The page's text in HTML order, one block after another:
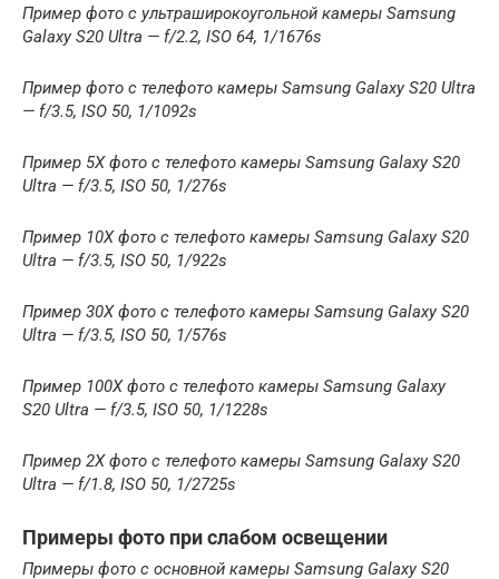
Пример фото с ультраширокоугольной камеры Samsung
Galaxy S20 Ultra — f/2.2, ISO 64, 1/1676s
Пример фото с телефото камеры Samsung Galaxy S20 Ultra
— f/3.5, ISO 50, 1/1092s
Пример 5Х фото с телефото камеры Samsung Galaxy S20
Ultra — f/3.5, ISO 50, 1/276s
Пример 10Х фото с телефото камеры Samsung Galaxy S20
Ultra — f/3.5, ISO 50, 1/922s
Пример 30Х фото с телефото камеры Samsung Galaxy S20
Ultra — f/3.5, ISO 50, 1/576s
Пример 100Х фото с телефото камеры Samsung Galaxy
S20 Ultra — f/3.5, ISO 50, 1/1228s
Пример 2Х фото с телефото камеры Samsung Galaxy S20
Ultra — f/1.8, ISO 50, 1/2725s
Примеры фото при слабом освещении
Примеры фото с основной камеры Samsung Galaxy S20